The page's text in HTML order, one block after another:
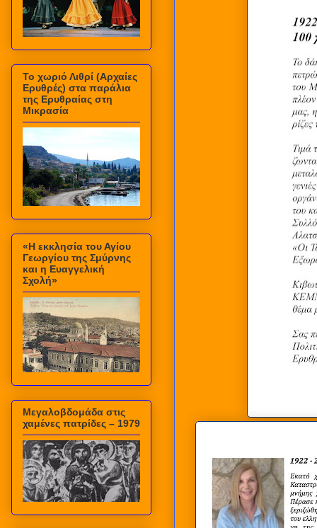
Το χωριό Λιθρί (Αρχαίες
Ερυθρές) στα παράλια
της Ερυθραίας στη
Μικρασία
«Η εκκλησία του Αγίου
Γεωργίου της Σμύρνης
και η Ευαγγελική
Σχολή»
Μεγαλοβδομάδα στις
χαμένες πατρίδες – 1979